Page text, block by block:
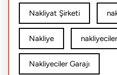
Nakliyat Şirketi
Nakliye nakliyeciler
Nakliyeciler Garajı